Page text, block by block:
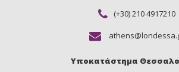
(+30) 210 4917210
Υποκατάστημα